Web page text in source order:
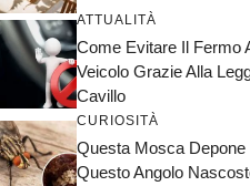
ATTUALITÀ
Come Evitare Il Fermo
Veicolo Grazie Alla
Cavillo
CURIOSITÀ
Questa Mosca Depone
Questo Angolo